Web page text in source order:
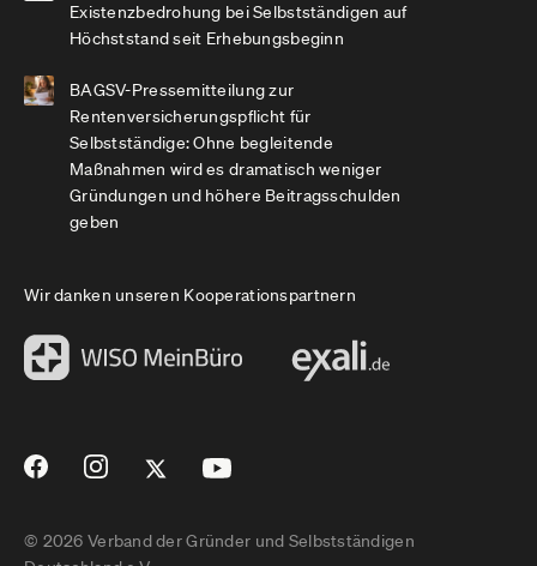
Existenzbedrohung bei Selbstständigen auf
Höchststand seit Erhebungsbeginn
BAGSV-Pressemitteilung zur
Rentenversicherungspflicht für
Selbstständige: Ohne begleitende
Maßnahmen wird es dramatisch weniger
Gründungen und höhere Beitragsschulden
geben
Wir danken unseren Kooperationspartnern
© 2026 Verband der Gründer und Selbstständigen